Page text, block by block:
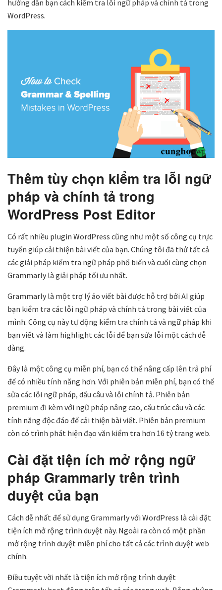
hướng dẫn bạn cách kiểm tra lỗi ngữ pháp và chính tả trong
WordPress.
Thêm tùy chọn kiểm tra lỗi ngữ
pháp và chính tả trong
WordPress Post Editor
Có rất nhiều plugin WordPress cũng như một số công cụ trực
tuyến giúp cải thiện bài viết của bạn. Chúng tôi đã thử tất cả
các giải pháp kiểm tra ngữ pháp phổ biến và cuối cùng chọn
Grammarly là giải pháp tối ưu nhất.
Grammarly là một trợ lý ảo viết bài được hỗ trợ bởi AI giúp
bạn kiểm tra các lỗi ngữ pháp và chính tả trong bài viết của
mình. Công cụ này tự động kiểm tra chính tả và ngữ pháp khi
bạn viết và làm highlight các lỗi để bạn sửa lỗi một cách dễ
dàng.
Đây là một công cụ miễn phí, bạn có thể nâng cấp lên trả phí
để có nhiều tính năng hơn. Với phiên bản miễn phí, bạn có thể
sửa các lỗi ngữ pháp, dấu câu và lỗi chính tả. Phiên bản
premium đi kèm với ngữ pháp nâng cao, cấu trúc câu và các
tính năng độc đáo để cải thiện bài viết. Phiên bản premium
còn có trình phát hiện đạo văn kiểm tra hơn 16 tỷ trang web.
Cài đặt tiện ích mở rộng ngữ
pháp Grammarly trên trình
duyệt của bạn
Cách dễ nhất để sử dụng Grammarly với WordPress là cài đặt
tiện ích mở rộng trình duyệt này. Ngoài ra còn có một phần
mở rộng trình duyệt miễn phí cho tất cả các trình duyệt web
chính.
Điều tuyệt vời nhất là tiện ích mở rộng trình duyệt